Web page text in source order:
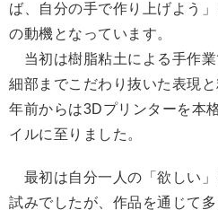
ば、自分の手で作り上げよう
の動機となっています。
当初は樹脂粘土による手作業
細部までこだわり抜いた表現
年前からは3Dプリンターを本
イルに至りました。
最初は自分一人の「欲しい
試みでしたが、作品を通じて